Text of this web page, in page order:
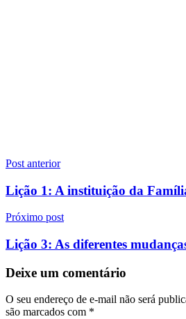
Navegação
de
Post
Post anterior
Lição 1: A instituição da
Próximo post
Lição 3: As diferentes
Deixe um comentário
O seu endereço de e-mail não será
são marcados com *